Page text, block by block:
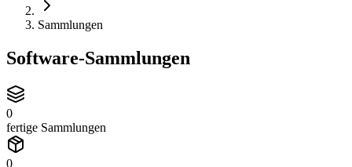
Sammlungen
Software-Sammlungen
0
fertige Sammlungen
0